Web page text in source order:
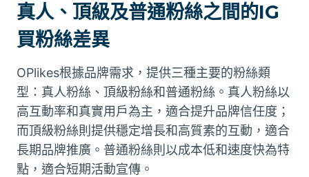
真人、頂級及普通粉絲之間的IG
買粉絲差異
OPlikes根據品牌需求，提供三種主要的粉絲類
型：真人粉絲、頂級粉絲和普通粉絲。真人粉絲以
高互動率和真實用戶為主，適合提升品牌信任度；
而頂級粉絲則提供穩定增長和高質素的互動，適合
長期品牌推廣。普通粉絲則以成本低和速度快為特
點，適合短期活動宣傳。